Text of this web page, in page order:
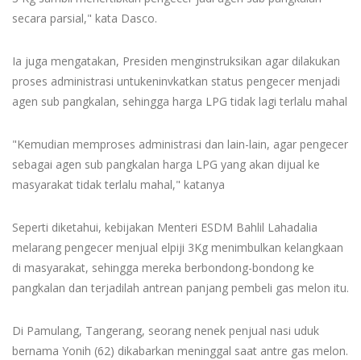
secara parsial," kata Dasco.
Ia juga mengatakan, Presiden menginstruksikan agar dilakukan
proses administrasi untukeninvkatkan status pengecer menjadi
agen sub pangkalan, sehingga harga LPG tidak lagi terlalu mahal
"Kemudian memproses administrasi dan lain-lain, agar pengecer
sebagai agen sub pangkalan harga LPG yang akan dijual ke
masyarakat tidak terlalu mahal," katanya
Seperti diketahui, kebijakan Menteri ESDM Bahlil Lahadalia
melarang pengecer menjual elpiji 3Kg menimbulkan kelangkaan
di masyarakat, sehingga mereka berbondong-bondong ke
pangkalan dan terjadilah antrean panjang pembeli gas melon itu.
Di Pamulang, Tangerang, seorang nenek penjual nasi uduk
bernama Yonih (62) dikabarkan meninggal saat antre gas melon.